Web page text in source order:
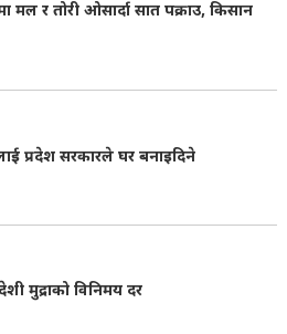
मल र तोरी ओसार्दा सात पक्राउ, किसान
प्रदेश सरकारले घर बनाइदिने
मुद्राको विनिमय दर